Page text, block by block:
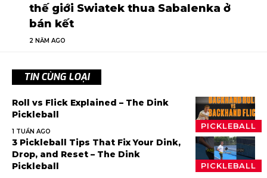
thế giới Swiatek thua Sabalenka ở
bán kết
2 NĂM AGO
TIN CÙNG LOẠI
PICKLEBALL
Roll vs Flick Explained – The Dink
Pickleball
1 TUẦN AGO
PICKLEBALL
3 Pickleball Tips That Fix Your Dink,
Drop, and Reset – The Dink
Pickleball